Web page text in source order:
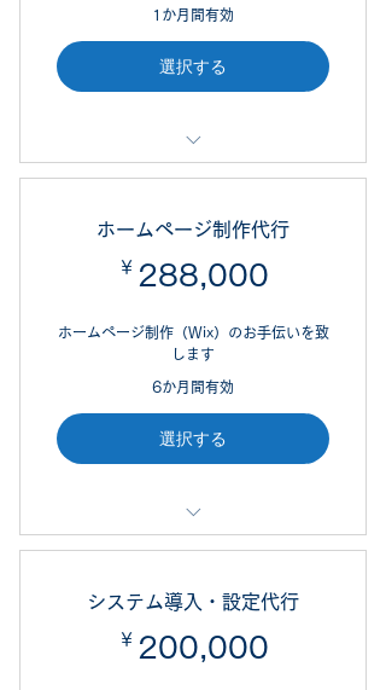
1か月間有効
選択する
お仕事に関する話し相手のサービス
ることなど伺います。
オンライン面談（Zoomやハングア
ウト等）も可能です。
ホームページ制作代行
￥ 288,000
ホームページ制作（Wix）のお手伝いを致
します
6か月間有効
選択する
制作ページ数７（PC・スマホ両方
システム導入・設定代行
￥ 200,000